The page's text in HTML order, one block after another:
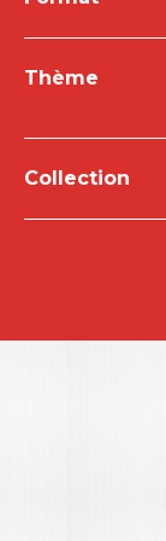
Thème
Collection